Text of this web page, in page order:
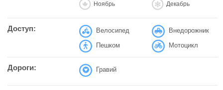
Ноябрь Декабрь
Доступ: Велосипед
Внедорожник
Пешком
Мотоцикл
Дороги: Гравий